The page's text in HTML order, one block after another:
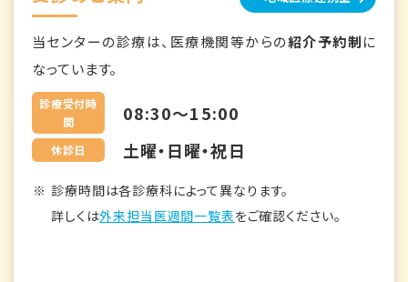
当センターの診療は、医療機関等からの紹介予約制に
なっています。
診療受付時
間
08:30～15:00
休診日 土曜・日曜・祝日
診療時間は各診療科によって異なります。
詳しくは外来担当医週間一覧表をご確認ください。